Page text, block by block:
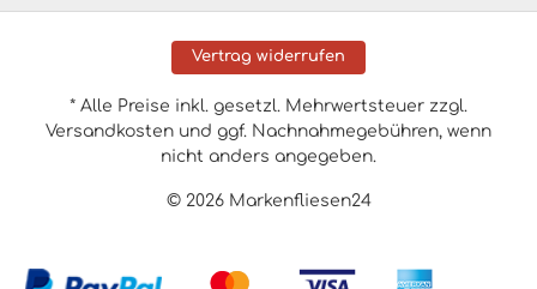
Vertrag widerrufen
© 2026 Markenfliesen24
* Alle Preise inkl. gesetzl. Mehrwertsteuer zzgl.
Versandkosten und ggf. Nachnahmegebühren, wenn
nicht anders angegeben.